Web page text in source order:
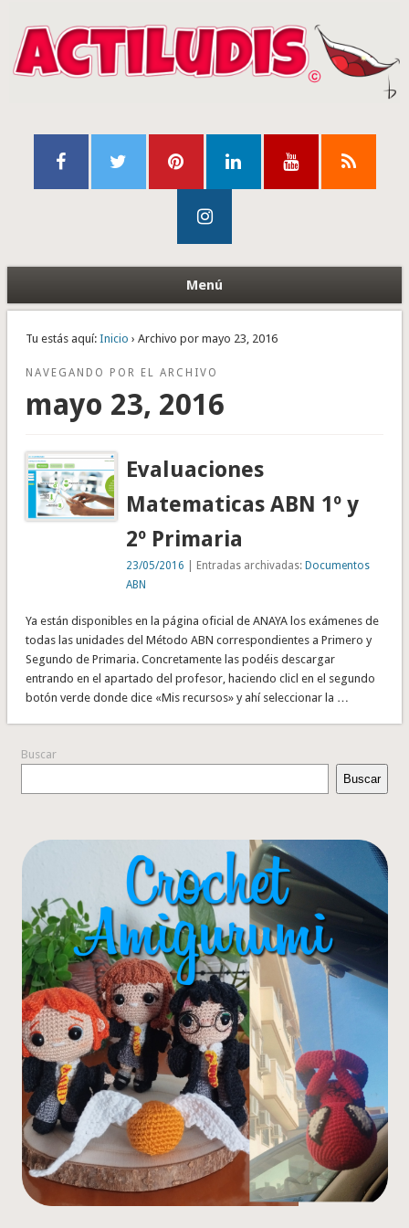
Menú
Tu estás aquí: Inicio › Archivo por mayo 23, 2016
NAVEGANDO POR EL ARCHIVO
mayo 23, 2016
Evaluaciones
Matematicas ABN 1º y
2º Primaria
23/05/2016 | Entradas archivadas:Documentos
ABN
Ya están disponibles en la página oficial de ANAYA los exámenes de
todas las unidades del Método ABN correspondientes a Primero y
Segundo de Primaria. Concretamente las podéis descargar
entrando en el apartado del profesor, haciendo clicl en el segundo
botón verde donde dice «Mis recursos» y ahí seleccionar la …
Buscar
Buscar